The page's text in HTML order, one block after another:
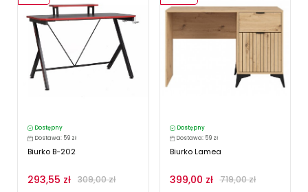
Dostępny
Dostawa: 59 zł
Biurko B-202
293,55 zł 309,00 zł
Dostępny
Dostawa: 59 zł
Biurko Lamea
399,00 zł 719,00 zł